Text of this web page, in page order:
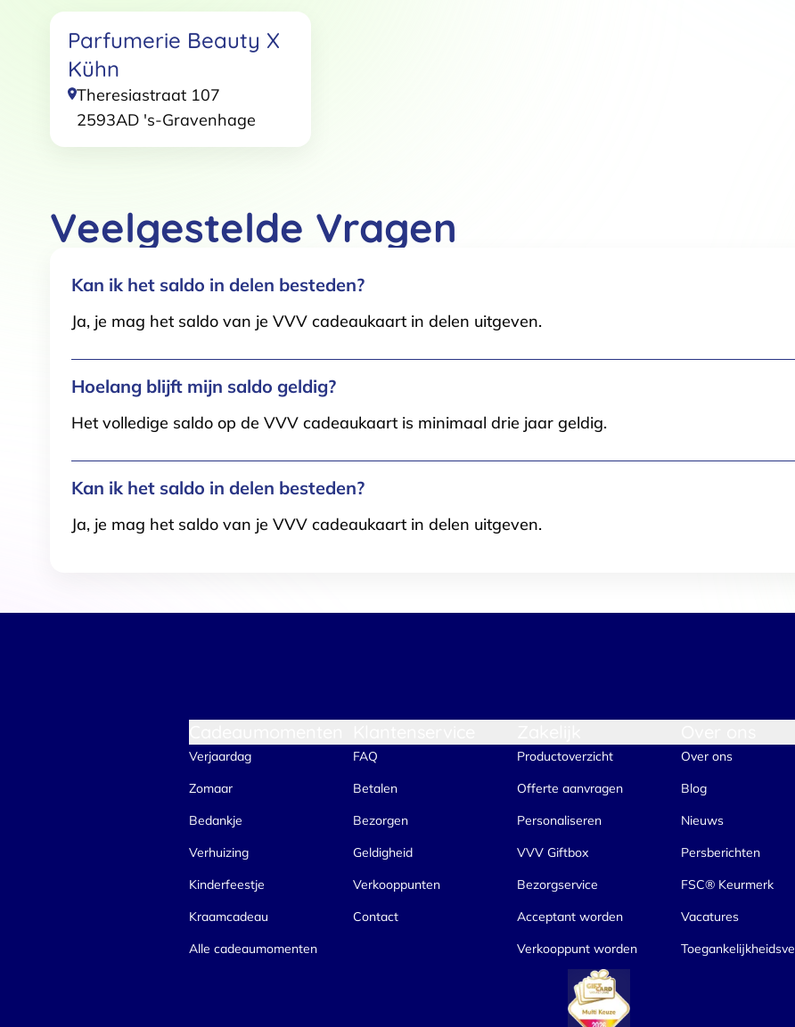
Deze website maakt gebruik van cookies
websiteverkeer te analyseren. Ook delen we informatie over jouw gebruik van onze site met onze
adverteren en analyse. Deze partners kunnen deze gegevens combineren met andere informatie
Functioneel / Noodzakelijk
Parfumerie Beauty X
Kühn
Theresiastraat 107
2593AD 's-Gravenhage
Veelgestelde Vragen
Kan ik het saldo in delen besteden?
Ja, je mag het saldo van je VVV cadeaukaart in delen uitgeven.
Hoelang blijft mijn saldo geldig?
Het volledige saldo op de VVV cadeaukaart is minimaal drie jaar geldig.
Kan ik het saldo in delen besteden?
Ja, je mag het saldo van je VVV cadeaukaart in delen uitgeven.
Verjaardag
Zomaar
Bedankje
Verhuizing
Kinderfeestje
Kraamcadeau
Alle cadeaumomenten
FAQ
Betalen
Bezorgen
Geldigheid
Verkooppunten
Contact
Productoverzicht
Offerte aanvragen
Personaliseren
VVV Giftbox
Bezorgservice
Acceptant worden
Verkooppunt worden
Over ons
Blog
Nieuws
Persberichten
FSC® Keurmerk
Vacatures